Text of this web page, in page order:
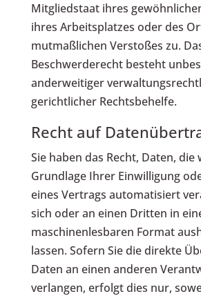
Mitgliedstaat ihres
ihres Arbeitsplatzes oder des
mutmaßlichen Verstoßes zu.
Beschwerderecht besteht
anderweitiger
gerichtlicher Rechtsbehelfe.
Recht auf
Sie haben das Recht, Daten, die
Grundlage Ihrer Einwilligung
eines Vertrags automatisiert
sich oder an einen Dritten in
maschinenlesbaren Format
lassen. Sofern Sie die direkte
Daten an einen anderen
verlangen, erfolgt dies nur,